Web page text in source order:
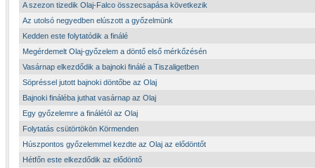
A szezon tizedik Olaj-Falco összecsapása következik
Az utolsó negyedben elúszott a győzelmünk
Kedden este folytatódik a finálé
Megérdemelt Olaj-győzelem a döntő első mérkőzésén
Vasárnap elkezdődik a bajnoki finálé a Tiszaligetben
Söpréssel jutott bajnoki döntőbe az Olaj
Bajnoki fináléba juthat vasárnap az Olaj
Egy győzelemre a finálétól az Olaj
Folytatás csütörtökön Körmenden
Húszpontos győzelemmel kezdte az Olaj az elődöntőt
Hétfőn este elkezdődik az elődöntő